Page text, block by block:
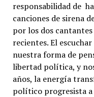
responsabilidad de
canciones de sirena
por los dos
recientes. El
nuestra forma de
libertad política, y
años, la energía
político progresista a